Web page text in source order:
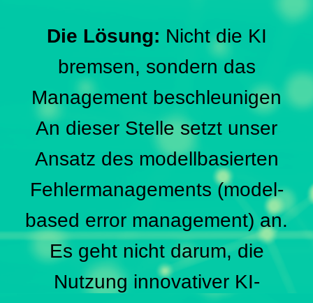
Die Lösung: Nicht die KI
bremsen, sondern das
Management beschleunigen
An dieser Stelle setzt unser
Ansatz des modellbasierten
Fehlermanagements (model-
based error management) an.
Es geht nicht darum, die
Nutzung innovativer KI-